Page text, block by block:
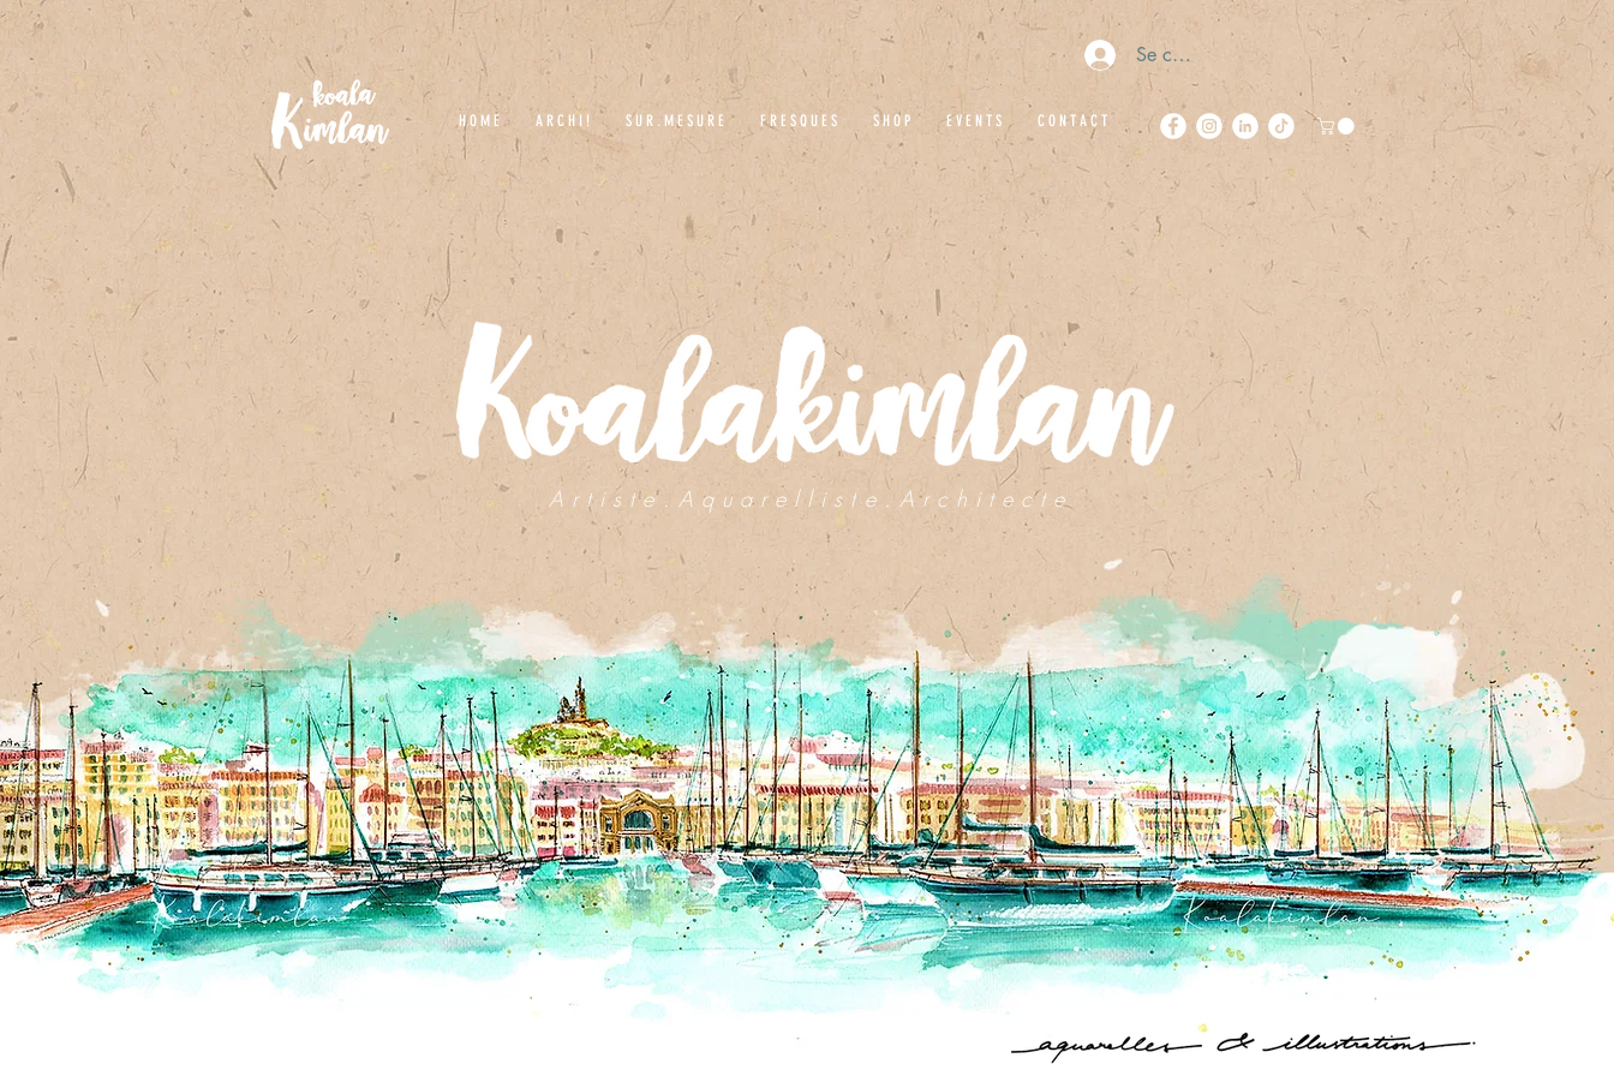
Se connecter
H O M E A R C H I ! S U R . M E S U R E F R E S Q U E S S H O P E V E N T S C O N T A C T
A r t i s t e . A q u a r e l l i s t e . A r c h i t e c t e